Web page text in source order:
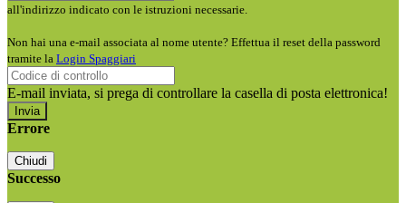
all'indirizzo indicato con le istruzioni necessarie.
Non hai una e-mail associata al nome utente? Effettua il reset della password
tramite la Login Spaggiari
E-mail inviata, si prega di controllare la casella di posta elettronica!
Errore
Chiudi
Successo